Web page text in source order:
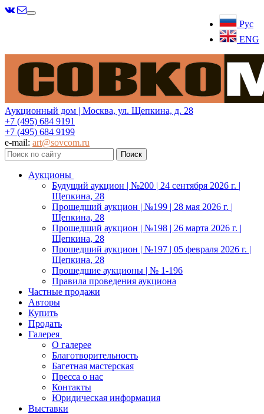
Рус
ENG
Меню
Аукционный дом | Москва, ул. Щепкина, д. 28
+7 (495) 684 9191
+7 (495) 684 9199
e-mail: art@sovcom.ru
Аукционы
Будущий аукцион | №200 | 24 сентября 2026 г. |
Щепкина, 28
Прошедший аукцион | №199 | 28 мая 2026 г. |
Щепкина, 28
Прошедший аукцион | №198 | 26 марта 2026 г. |
Щепкина, 28
Прошедший аукцион | №197 | 05 февраля 2026 г. |
Щепкина, 28
Прошедшие аукционы | № 1-196
Правила проведения аукциона
Частные продажи
Авторы
Купить
Продать
Галерея
О галерее
Благотворительность
Багетная мастерская
Пресса о нас
Контакты
Юридическая информация
Выставки